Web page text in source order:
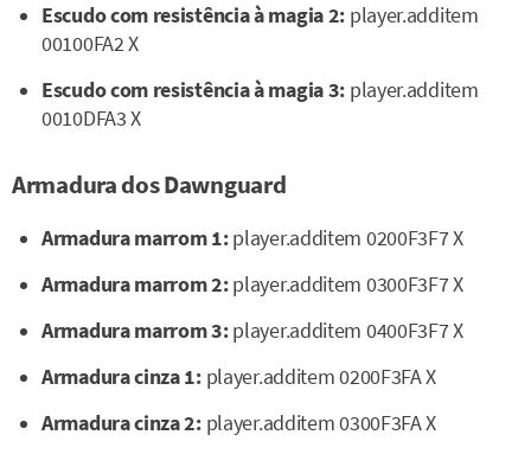
Escudo com resistência à magia 2: player.additem
00100FA2 X
Escudo com resistência à magia 3: player.additem
0010DFA3 X
Armadura dos Dawnguard
Armadura marrom 1:player.additem 0200F3F7 X
Armadura marrom 2:player.additem 0300F3F7 X
Armadura marrom 3:player.additem 0400F3F7 X
Armadura cinza 1: player.additem 0200F3FA X
Armadura cinza 2: player.additem 0300F3FA X